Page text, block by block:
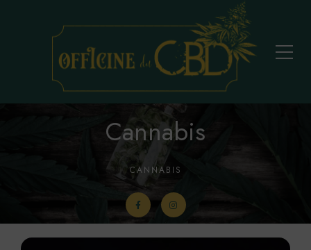
Cannabis
CANNABIS